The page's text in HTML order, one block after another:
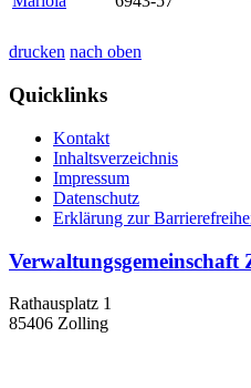
drucken nach oben
Quicklinks
Kontakt
Inhaltsverzeichnis
Impressum
Datenschutz
Erklärung zur
Verwaltungsgemeinschaft
Rathausplatz 1
85406 Zolling